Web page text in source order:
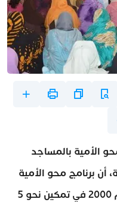
الأمية بالمساجد
أن برنامج محو الأمية
بالمساجد ساهم منذ انطلاقه عام 2000 في تمكين نحو 5